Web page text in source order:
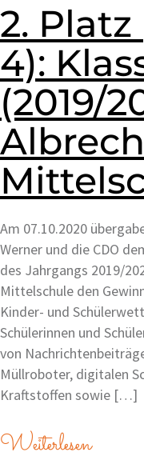
2.
4):
(2019/
Am 07.10.2020
Werner und die CDO
des Jahrgangs 2019/
Mittelschule den
Kinder- und
Schülerinnen und
von
Müllroboter, digitalen
Kraftstoffen sowie […]
Weiterlesen